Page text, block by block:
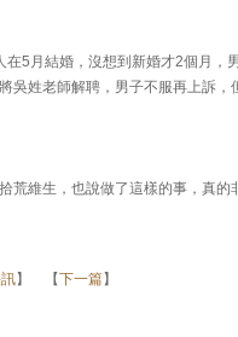
5月結婚，沒想到新婚才2個月，
姓老師解聘，男子不服再上訴，
荒維生，也說做了這樣的事，真的
】 【下一篇】